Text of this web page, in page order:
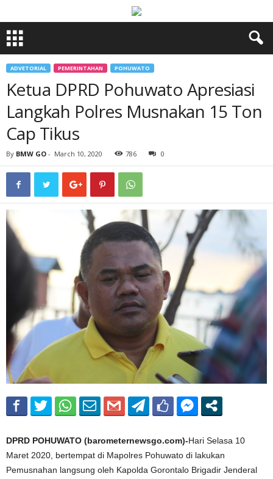
ADVETORIAL PEMERINTAHAN POHUWATO
Ketua DPRD Pohuwato Apresiasi
Langkah Polres Musnakan 15 Ton
Cap Tikus
By BMW GO - March 10, 2020 786 0
DPRD POHUWATO (barometernewsgo.com)-Hari Selasa 10
Maret 2020, bertempat di Mapolres Pohuwato di lakukan
Pemusnahan langsung oleh Kapolda Gorontalo Brigadir Jenderal